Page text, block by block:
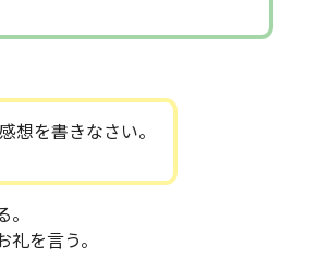
想を書きなさい。
を言う。